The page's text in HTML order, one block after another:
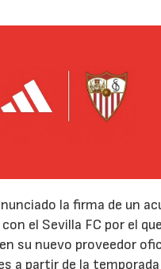
la firma de un
el Sevilla FC por el
su nuevo proveedor
a partir de la temporada